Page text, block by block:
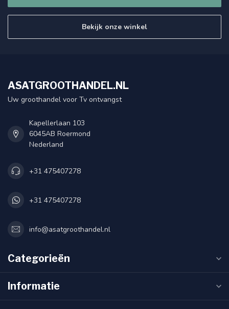
Bekijk onze winkel
ASATGROOTHANDEL.NL
Uw groothandel voor Tv ontvangst
Kapellerlaan 103
6045AB Roermond
Nederland
+31 475407278
+31 475407278
info@asatgroothandel.nl
Categorieën
Informatie